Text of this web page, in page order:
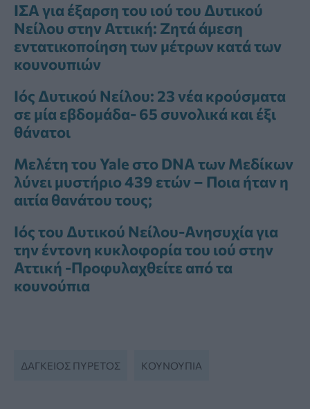
ΙΣΑ για έξαρση του ιού του Δυτικού
Νείλου στην Αττική: Ζητά άμεση
εντατικοποίηση των μέτρων κατά των
κουνουπιών
Ιός Δυτικού Νείλου: 23 νέα κρούσματα
σε μία εβδομάδα- 65 συνολικά και έξι
θάνατοι
Μελέτη του Yale στο DNA των Μεδίκων
λύνει μυστήριο 439 ετών – Ποια ήταν η
αιτία θανάτου τους;
Ιός του Δυτικού Νείλου-Ανησυχία για
την έντονη κυκλοφορία του ιού στην
Αττική -Προφυλαχθείτε από τα
κουνούπια
ΔΆΓΚΕΙΟΣ ΠΥΡΕΤΌΣ ΚΟΥΝΟΥΠΙΑ